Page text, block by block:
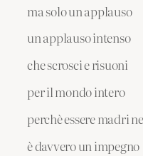
ma solo un applauso
un applauso intenso
che scrosci e risuoni
per il mondo intero
perchè essere madri
è davvero un impegno